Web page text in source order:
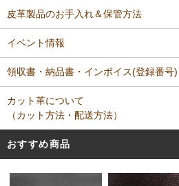
皮革製品のお手入れ＆保管方法
イベント情報
領収書・納品書・インボイス(登録番号)
カット革について
（カット方法・配送方法）
おすすめ商品